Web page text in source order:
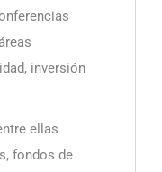
inversión
ellas
fondos de